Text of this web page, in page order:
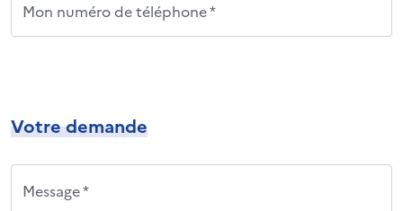
Mon numéro de téléphone *
Votre demande
Message *